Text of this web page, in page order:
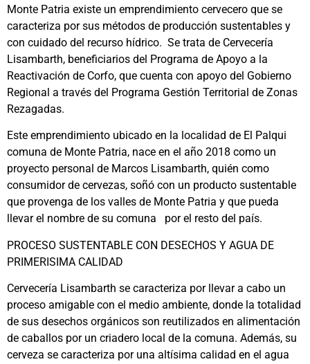
Monte Patria existe un emprendimiento cervecero que se
caracteriza por sus métodos de producción sustentables y
con cuidado del recurso hídrico. Se trata de Cervecería
Lisambarth, beneficiarios del Programa de Apoyo a la
Reactivación de Corfo, que cuenta con apoyo del Gobierno
Regional a través del Programa Gestión Territorial de Zonas
Rezagadas.
Este emprendimiento ubicado en la localidad de El Palqui
comuna de Monte Patria, nace en el año 2018 como un
proyecto personal de Marcos Lisambarth, quién como
consumidor de cervezas, soñó con un producto sustentable
que provenga de los valles de Monte Patria y que pueda
llevar el nombre de su comuna por el resto del país.
PROCESO SUSTENTABLE CON DESECHOS Y AGUA DE
PRIMERISIMA CALIDAD
Cervecería Lisambarth se caracteriza por llevar a cabo un
proceso amigable con el medio ambiente, donde la totalidad
de sus desechos orgánicos son reutilizados en alimentación
de caballos por un criadero local de la comuna. Además, su
cerveza se caracteriza por una altísima calidad en el agua